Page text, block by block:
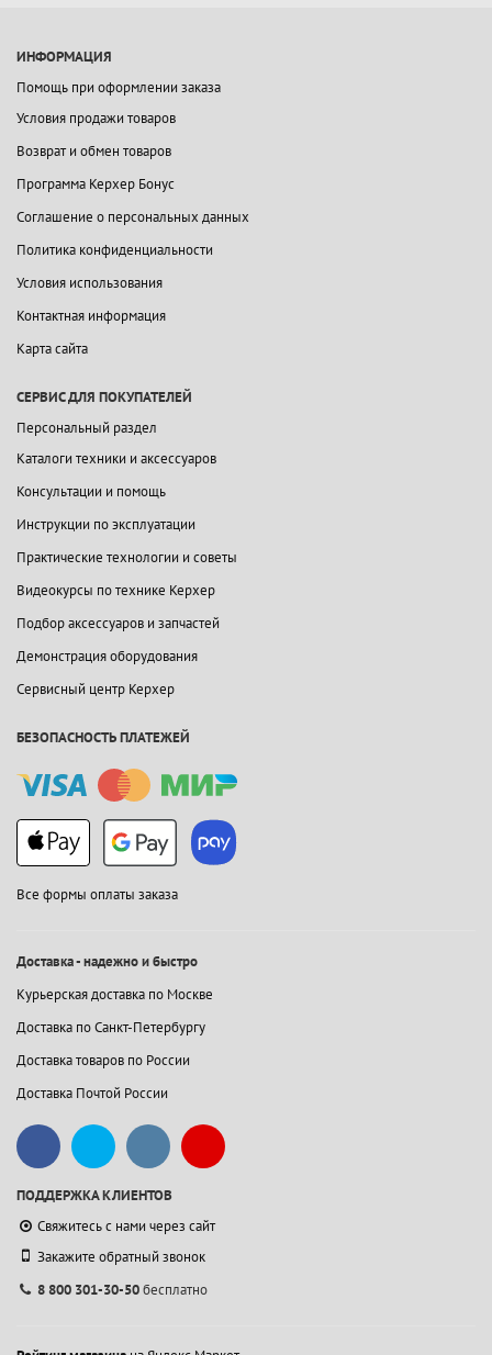
ИНФОРМАЦИЯ
Помощь при оформлении заказа
Условия продажи товаров
Возврат и обмен товаров
Программа Керхер Бонус
Соглашение о персональных данных
Политика конфиденциальности
Условия использования
Контактная информация
Карта сайта
СЕРВИС ДЛЯ ПОКУПАТЕЛЕЙ
Персональный раздел
Каталоги техники и аксессуаров
Консультации и помощь
Инструкции по эксплуатации
Практические технологии и советы
Видеокурсы по технике Керхер
Подбор аксессуаров и запчастей
Демонстрация оборудования
Сервисный центр Керхер
БЕЗОПАСНОСТЬ ПЛАТЕЖЕЙ
Все формы оплаты заказа
Доставка - надежно и быстро
Курьерская доставка по Москве
Доставка по Санкт-Петербургу
Доставка товаров по России
Доставка Почтой России
ПОДДЕРЖКА КЛИЕНТОВ
Свяжитесь с нами через сайт
Закажите обратный звонок
8 800 301-30-50бесплатно